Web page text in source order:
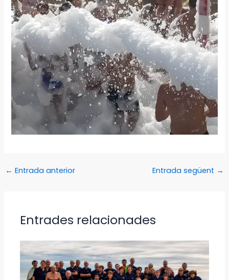
← Entrada anterior Entrada següent →
Entrades relacionades